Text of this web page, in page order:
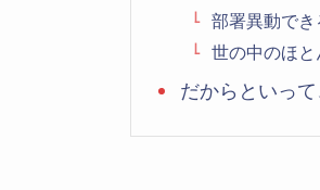
部署異動で
世の中のほ
だからといっ